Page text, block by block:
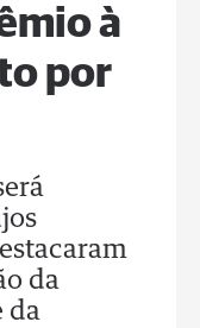
à
por
da
da